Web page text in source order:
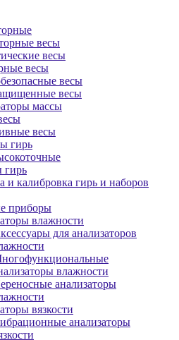
весы
весы
весы
весы
весы
массы
весы
гирь
гирь
и калибровка гирь и наборов
приборы
влажности
для анализаторов
влажности
анализаторы
вязкости
анализаторы